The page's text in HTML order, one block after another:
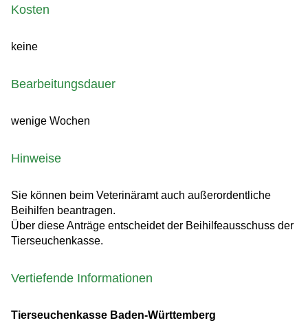
Kosten
keine
Bearbeitungsdauer
wenige Wochen
Hinweise
Sie können beim Veterinäramt auch außerordentliche
Beihilfen beantragen.
Über diese Anträge entscheidet der Beihilfeausschuss der
Tierseuchenkasse.
Vertiefende Informationen
Tierseuchenkasse Baden-Württemberg